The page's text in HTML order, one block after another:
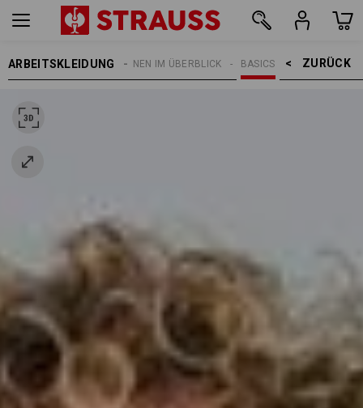
ARBEITSKLEIDUNG ZURÜCK    >
BASICS
E.S. KOLLEKTIONEN IM ÜBERBLICK
THEMEN